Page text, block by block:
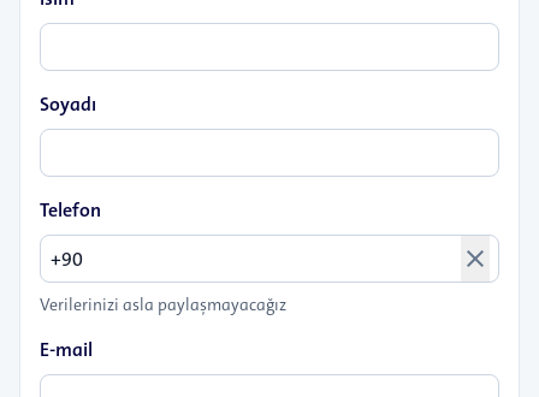
Soyadı
Telefon
close
Verilerinizi asla paylaşmayacağız
E-mail